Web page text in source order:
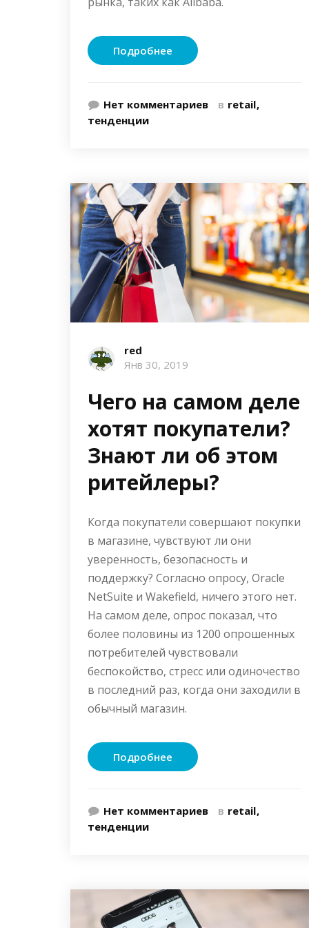
Подробнее
Нет комментариев в retail
тенденции
red
Янв 30, 2019
Чего на самом деле
хотят покупатели?
Знают ли об этом
ритейлеры?
Когда покупатели совершают покупки
в магазине, чувствуют ли они
уверенность, безопасность и
поддержку? Согласно опросу, Oracle
NetSuite и Wakefield, ничего этого нет.
На самом деле, опрос показал, что
более половины из 1200 опрошенных
потребителей чувствовали
беспокойство, стресс или одиночество
в последний раз, когда они заходили в
обычный магазин.
Подробнее
Нет комментариев в retail
тенденции